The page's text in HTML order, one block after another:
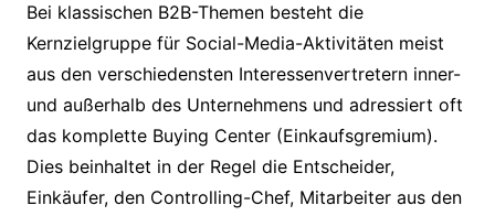
Bei klassischen B2B-Themen besteht die
Kernzielgruppe für Social-Media-Aktivitäten meist
aus den verschiedensten Interessenvertretern inner-
und außerhalb des Unternehmens und adressiert oft
das komplette Buying Center (Einkaufsgremium).
Dies beinhaltet in der Regel die Entscheider,
Einkäufer, den Controlling-Chef, Mitarbeiter aus den